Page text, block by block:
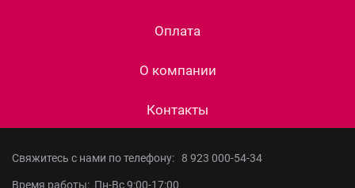
Оплата
О компании
Контакты
Свяжитесь с нами по телефону: 8 923 000-54-34
Время работы: Пн-Вс 9:00-17:00